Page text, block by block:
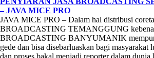
– JAVA MICE PRO
JAVA MICE PRO – Dalam hal distribusi
BROADCASTING TEMANGGUNG
BROADCASTING BANYUMANIK
gede dan bisa disebarluaskan bagi masyarakat
dan proses bakal menjadi reporter dalam